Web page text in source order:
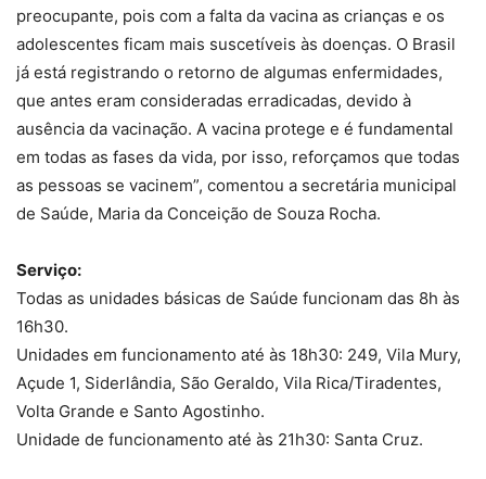
preocupante, pois com a falta da vacina as crianças e os
adolescentes ficam mais suscetíveis às doenças. O Brasil
já está registrando o retorno de algumas enfermidades,
que antes eram consideradas erradicadas, devido à
ausência da vacinação. A vacina protege e é fundamental
em todas as fases da vida, por isso, reforçamos que todas
as pessoas se vacinem”, comentou a secretária municipal
de Saúde, Maria da Conceição de Souza Rocha.
Serviço:
Todas as unidades básicas de Saúde funcionam das 8h às
16h30.
Unidades em funcionamento até às 18h30: 249, Vila Mury,
Açude 1, Siderlândia, São Geraldo, Vila Rica/Tiradentes,
Volta Grande e Santo Agostinho.
Unidade de funcionamento até às 21h30: Santa Cruz.